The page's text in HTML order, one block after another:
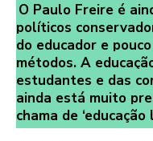
O Paulo Freire é
políticos
do educador e
métodos. A
estudantes e das
ainda está muito
chama de